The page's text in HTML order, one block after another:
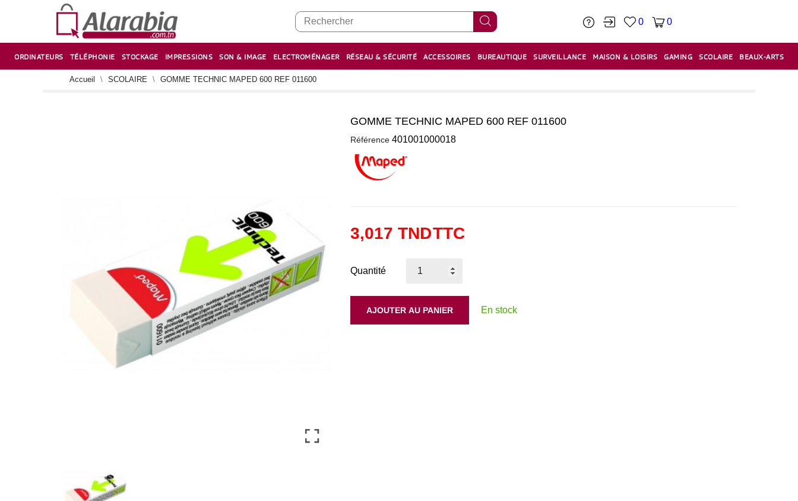
0 0
ORDINATEURS TÉLÉPHONIE STOCKAGE IMPRESSIONS SON & IMAGE ELECTROMÉNAGER RÉSEAU & SÉCURITÉ ACCESSOIRES BUREAUTIQUE SURVEILLANCE MAISON & LOISIRS GAMING SCOLAIRE BEAUX-ARTS
Accueil SCOLAIRE GOMME TECHNIC MAPED 600 REF 011600
GOMME TECHNIC MAPED 600 REF 011600
Référence 401001000018
3,017 TNDTTC
Quantité
AJOUTER AU PANIER En stock